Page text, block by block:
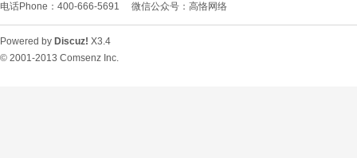
电话Phone：400-666-5691 微信公众号：高恪网络
Powered by Discuz! X3.4
© 2001-2013 Comsenz Inc.